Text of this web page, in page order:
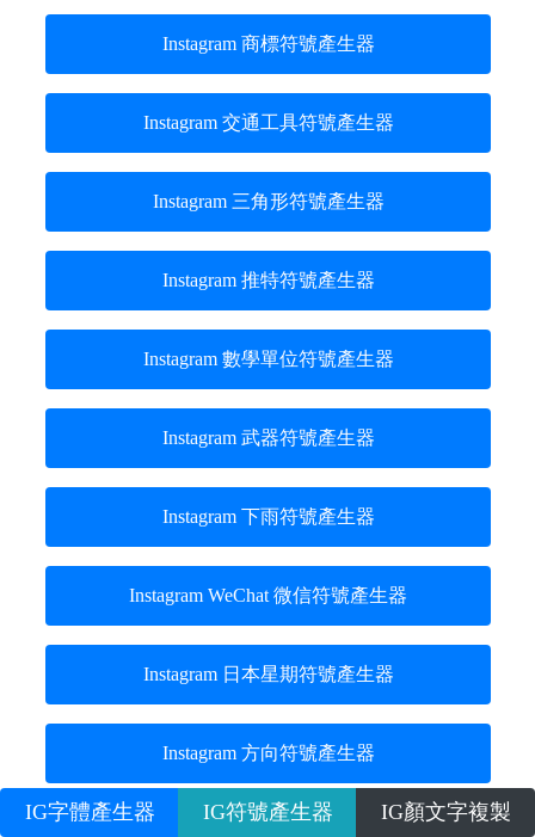
Instagram 商標符號產生器
Instagram 交通工具符號產生器
Instagram 三角形符號產生器
Instagram 推特符號產生器
Instagram 數學單位符號產生器
Instagram 武器符號產生器
Instagram 下雨符號產生器
Instagram WeChat 微信符號產生器
Instagram 日本星期符號產生器
Instagram 方向符號產生器
IG字體產生器 IG符號產生器 IG顏文字複製